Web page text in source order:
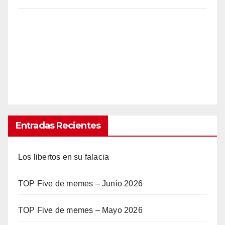
Entradas Recientes
Los libertos en su falacia
TOP Five de memes – Junio 2026
TOP Five de memes – Mayo 2026